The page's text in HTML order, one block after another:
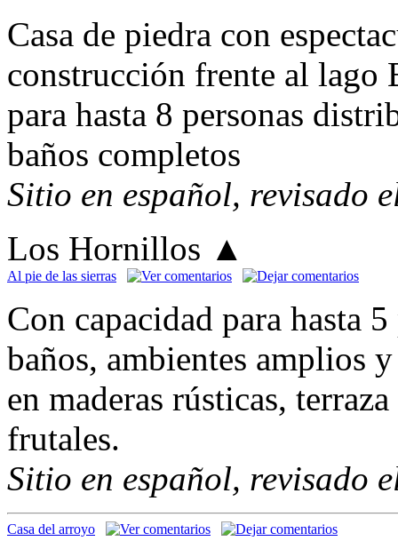
Casa de piedra con
construcción frente al lago
para hasta 8 personas
baños completos
Sitio en español, revisado
Los Hornillos ▲
Al pie de las sierras
Con capacidad para hasta
baños, ambientes amplios
en maderas rústicas,
frutales.
Sitio en español, revisado
Casa del arroyo